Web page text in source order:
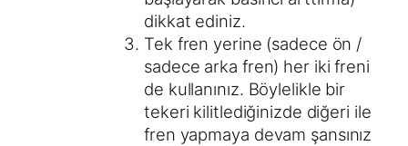
dikkat ediniz.
Tek fren yerine (sadece ön /
sadece arka fren) her iki freni
de kullanınız. Böylelikle bir
tekeri kilitlediğinizde diğeri ile
fren yapmaya devam şansınız